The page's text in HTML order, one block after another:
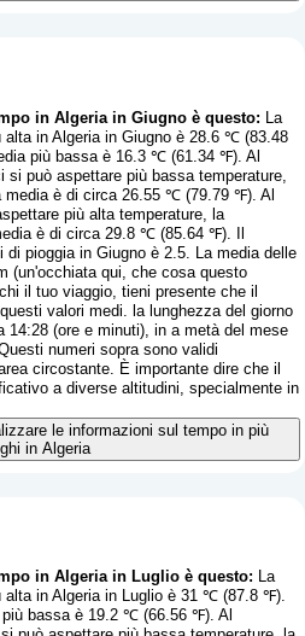
in Algeria in Giugno è questo: La
alta in Algeria in Giugno è 28.6 ℃ (83.48
più bassa è 16.3 ℃ (61.34 ℉). Al
si può aspettare più bassa temperature,
media è di circa 26.55 ℃ (79.79 ℉). Al
più alta temperature, la
è di circa 29.8 ℃ (85.64 ℉). Il
di pioggia in Giugno è 2.5. La media delle
(un'occhiata qui, che cosa questo
il tuo viaggio, tieni presente che il
valori medi. la lunghezza del giorno
14:28 (ore e minuti), in a metà del mese
numeri sopra sono validi
circostante. È importante dire che il
a diverse altitudini, specialmente in
le informazioni sul tempo in più
in Algeria
in Algeria in Luglio è questo: La
alta in Algeria in Luglio è 31 ℃ (87.8 ℉).
più bassa è 19.2 ℃ (66.56 ℉). Al